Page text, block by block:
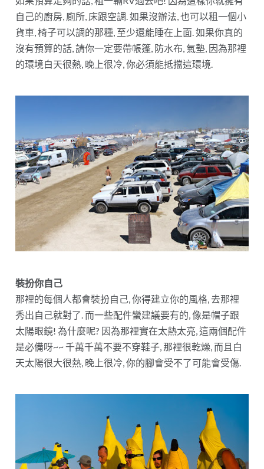
自己的廚房, 廁所, 床跟空調. 如果沒辦法, 也可以租一個小
貨車, 椅子可以調的那種, 至少還能睡在上面. 如果你真的
沒有預算的話, 請你一定要帶帳篷, 防水布, 氣墊, 因為那裡
的環境白天很熱, 晚上很冷, 你必須能抵擋這環境.
裝扮你自己
那裡的每個人都會裝扮自己, 你得建立你的風格, 去那裡
秀出自己就對了. 而一些配件蠻建議要有的, 像是帽子跟
太陽眼鏡! 為什麼呢? 因為那裡實在太熱太亮, 這兩個配件
是必備呀~~ 千萬千萬不要不穿鞋子, 那裡很乾燥, 而且白
天太陽很大很熱, 晚上很冷, 你的腳會受不了可能會受傷.